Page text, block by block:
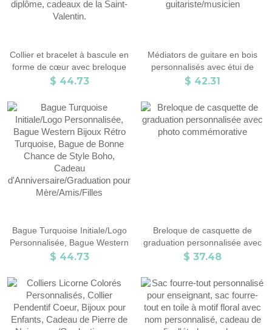
Collier et bracelet à bascule en
forme de cœur avec breloque
en forme de cœur, cadeau de
pour elle, anniversaire, remise
de diplôme, cadeaux de la
Saint-Valentin.
$ 44.73
Médiators de guitare en bois
personnalisés avec étui de
rangement avec photo texte,
du diplôme pour
guitariste/musicien
$ 42.31
Bague Turquoise Initiale/Logo
Personnalisée, Bague Western
Bijoux Rétro Turquoise, Bague
Boho, Cadeau
d'Anniversaire/Graduation pour
Mère/Amis/Filles
$ 44.73
Breloque de casquette de
graduation personnalisée avec
photo commémorative
$ 37.48